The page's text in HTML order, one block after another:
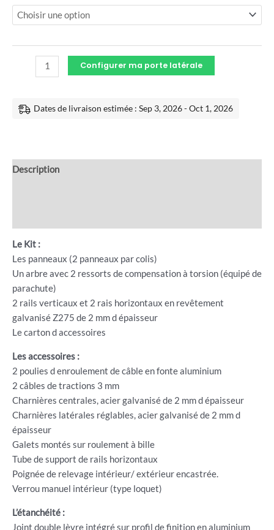
Configurer ma porte latérale
Dates de livraison estimée : Sep 3, 2026 - Oct 1, 2026
Description
Le Kit :
Les panneaux (2 panneaux par colis)
Un arbre avec 2 ressorts de compensation à torsion (équipé de
parachute)
2 rails verticaux et 2 rais horizontaux en revêtement
galvanisé Z275 de 2 mm d épaisseur
Le carton d accessoires
Les accessoires :
2 poulies d enroulement de câble en fonte aluminium
2 câbles de tractions 3 mm
Charnières centrales, acier galvanisé de 2 mm d épaisseur
Charnières latérales réglables, acier galvanisé de 2 mm d
épaisseur
Galets montés sur roulement à bille
Tube de support de rails horizontaux
Poignée de relevage intérieur/ extérieur encastrée.
Verrou manuel intérieur (type loquet)
L’étanchéité :
Joint double lèvre intégré sur profil de finition en aluminium